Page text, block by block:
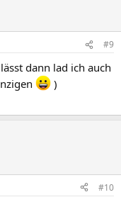
#9
dann lad ich auch
)
#10